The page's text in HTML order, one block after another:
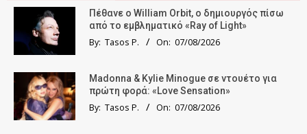
Πέθανε ο William Orbit, ο δημιουργός πίσω
από το εμβληματικό «Ray of Light»
By: Tasos P. On: 07/08/2026
Madonna & Kylie Minogue σε ντουέτο για
πρώτη φορά: «Love Sensation»
By: Tasos P. On: 07/08/2026